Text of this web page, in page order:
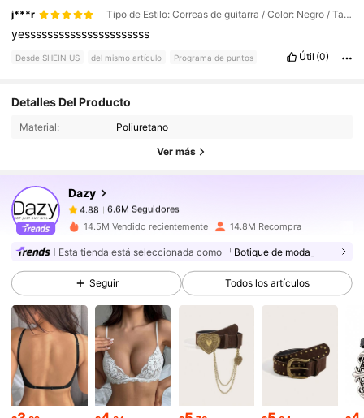
j***r Tipo de Estilo: Correas de guitarra / Color: Negro / Talla: 80
yessssssssssssssssssssss
Desde SHEIN US del mismo artículo Programa de puntos Útil (0)
Detalles Del Producto
Material: Poliuretano
Ver más
Dazy
4.88 6.6M Seguidores
6.6M Seguidores
4.88
6.6M Seguidores
p***cpagó Hace 1 día
6.6M Seguidores
4.88 6.6M Seguidores
14.5M Vendido recientemente 14.8M Recompra
Esta tienda está seleccionada como 「Botique de moda」
Seguir Todos los artículos